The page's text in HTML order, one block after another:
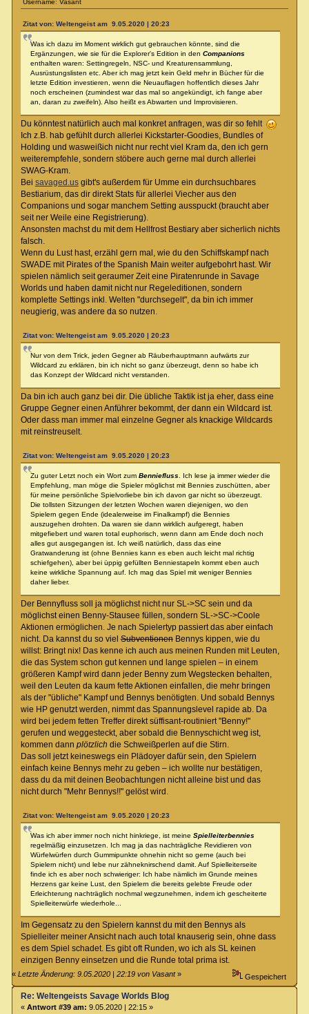
Username: Vasant
Zitat von: Weltengeist am 9.05.2020 | 20:23
Was ich dazu im Moment wirklich gut gebrauchen könnte, sind die
Ergänzungen, wie sie für die Explorer's Edition in den Companions
enthalten waren: Settingregeln, NSC- und Kreaturensammlung,
Ausrüstungslisten etc. Aber ich mag jetzt kein Geld mehr in Bücher für die
letzte Edition investieren, wenn die Neuauflagen hoffentlich dieses Jahr
noch erscheinen (zumindest war das mal so angekündigt, ich fange aber
an, daran zu zweifeln). Also heißt es Abwarten und Improvisieren.
Du könntest natürlich auch mal konkret anfragen, was dir so fehlt
Ich z.B. hab gefühlt durch allerlei Kickstarter-Goodies, Bundles of
Holding und wasweißich nicht nur recht viel Kram da, den ich gern
weiterempfehle, sondern stöbere auch gerne mal durch allerlei
SWAG-Kram.
Bei savaged.usgibt's außerdem für Umme ein durchsuchbares
Bestiarium, das dir direkt Stats für allerlei Viecher aus den
Companions und sogar manchem Setting ausspuckt (braucht aber
seit ner Weile eine Registrierung).
Ansonsten machst du mit dem Hellfrost Bestiary aber sicherlich nichts
falsch.
Wenn du Lust hast, erzähl gern mal, wie du den Schiffskampf nach
SWADE mit Pirates of the Spanish Main weiter aufgebohrt hast. Wir
spielen nämlich seit geraumer Zeit eine Piratenrunde in Savage
Worlds und haben damit nicht nur Regeleditionen, sondern
komplette Settings inkl. Welten "durchsegelt", da bin ich immer
neugierig, was andere da so nutzen.
Zitat von: Weltengeist am 9.05.2020 | 20:23
Nur von dem Trick, jeden Gegner ab Räuberhauptmann aufwärts zur
Wildcard zu erklären, bin ich nicht so ganz überzeugt, denn so habe ich
das Konzept der Wildcard nicht verstanden.
Da bin ich auch ganz bei dir. Die übliche Taktik ist ja eher, dass eine
Gruppe Gegner einen Anführer bekommt, der dann ein Wildcard ist.
Oder dass man immer mal einzelne Gegner als knackige Wildcards
mit reinstreuselt.
Zitat von: Weltengeist am 9.05.2020 | 20:23
Zu guter Letzt noch ein Wort zum Benniefluss . Ich lese ja immer wieder die
Empfehlung, man möge die Spieler möglichst mit Bennies zuschütten, aber
für meine persönliche Spielvorliebe bin ich davon gar nicht so überzeugt.
Die tollsten Sitzungen der letzten Wochen waren diejenigen, wo den
Spielern gegen Ende (idealerweise im Finalkampf) die Bennies
auszugehen drohten. Da waren sie dann wirklich aufgeregt, haben
mitgefiebert und waren total euphorisch, wenn dann am Ende doch noch
alles gut ausgegangen ist. Ich weiß natürlich, dass das eine
Gratwanderung ist (ohne Bennies kann es eben auch leicht mal richtig
schiefgehen), aber bei üppig gefüllten Benniestapeln kommt eben auch
keine wirkliche Spannung auf. Ich mag das Spiel mit weniger Bennies
daher lieber.
Der Bennyfluss soll ja möglichst nicht nur SL->SC sein und da
möglichst einen Benny-Stausee füllen, sondern SL->SC->Coole
Aktionen ermöglichen. Je nach Spielertyp passiert das aber einfach
nicht. Da kannst du so vielSubventionenBennys kippen, wie du
willst: Bringt nix! Das kenne ich auch aus meinen Runden mit Leuten,
die das System schon gut kennen und lange spielen – in einem
größeren Kampf wird dann jeder Benny zum Wegstecken behalten,
weil den Leuten da kaum fette Aktionen einfallen, die mehr bringen
als der "übliche" Kampf und Bennys benötigten. Und sobald Bennys
wie HP genutzt werden, nimmt das Spannungslevel rapide ab. Da
wird bei jedem fetten Treffer direkt süffisant-routiniert "Benny!"
gerufen und weggesteckt, aber sobald die Bennyschicht weg ist,
kommen dann plötzlich die Schweißperlen auf die Stirn.
Das soll jetzt keineswegs ein Plädoyer dafür sein, den Spielern
einfach keine Bennys mehr zu geben – ich wollte nur bestätigen,
dass du da mit deinen Beobachtungen nicht alleine bist und das
nicht durch "Mehr Bennys!!" gelöst wird.
Zitat von: Weltengeist am 9.05.2020 | 20:23
Was ich aber immer noch nicht hinkriege, ist meine Spielleiterbennies
regelmäßig einzusetzen. Ich mag ja das nachträgliche Revidieren von
Würfelwürfen durch Gummipunkte ohnehin nicht so gerne (auch bei
Spielern nicht) und lebe nur zähneknirschend damit. Auf Spielleiterseite
finde ich es aber noch schwieriger: Ich habe nämlich im Grunde meines
Herzens gar keine Lust, den Spielern die bereits gelebte Freude oder
Erleichterung nachträglich nochmal wegzunehmen, indem ich gescheiterte
Spielleiterwürfe wiederhole...
Im Gegensatz zu den Spielern kannst du mit den Bennys als
Spielleiter meiner Ansicht nach auch total knauserig sein, ohne dass
es dem Spiel schadet. Es gibt oft Runden, wo ich als SL keinen
einzigen Benny einsetzen und die Runde total prima ist.
«Letzte Änderung: 9.05.2020 | 22:19 von Vasant» Gespeichert
Re: Weltengeists Savage Worlds Blog
« Antwort #39 am: 9.05.2020 | 22:15 »